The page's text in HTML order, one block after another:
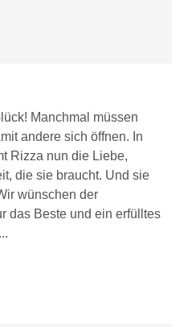
Manchmal müssen
andere sich öffnen. In
Rizza nun die Liebe,
die sie braucht. Und sie
wünschen der
das Beste und ein erfülltes